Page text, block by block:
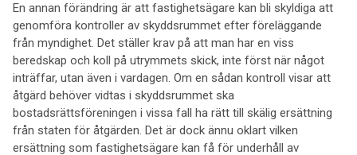
En annan förändring är att fastighetsägare kan bli skyldiga att
genomföra kontroller av skyddsrummet efter föreläggande
från myndighet. Det ställer krav på att man har en viss
beredskap och koll på utrymmets skick, inte först när något
inträffar, utan även i vardagen. Om en sådan kontroll visar att
åtgärd behöver vidtas i skyddsrummet ska
bostadsrättsföreningen i vissa fall ha rätt till skälig ersättning
från staten för åtgärden. Det är dock ännu oklart vilken
ersättning som fastighetsägare kan få för underhåll av